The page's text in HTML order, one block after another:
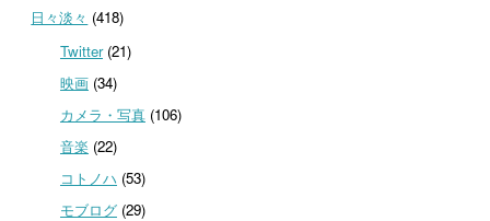
日々淡々 (418)
Twitter(21)
映画(34)
カメラ・写真(106)
音楽 (22)
コトノハ (53)
モブログ(29)